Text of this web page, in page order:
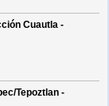
Cuautla -
/Tepoztlan -